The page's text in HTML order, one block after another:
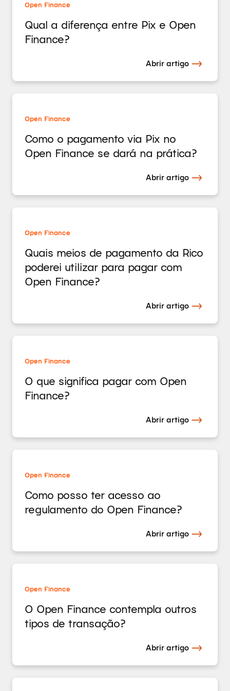
Open Finance
Qual a diferença entre Pix e Open
Finance?
Abrir artigo
Open Finance
Como o pagamento via Pix no
Open Finance se dará na prática?
Abrir artigo
Open Finance
Quais meios de pagamento da Rico
poderei utilizar para pagar com
Open Finance?
Abrir artigo
Open Finance
O que significa pagar com Open
Finance?
Abrir artigo
Open Finance
Como posso ter acesso ao
regulamento do Open Finance?
Abrir artigo
Open Finance
O Open Finance contempla outros
tipos de transação?
Abrir artigo